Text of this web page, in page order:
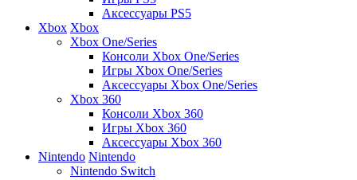
Аксессуары PS5
Xbox Xbox
Xbox One/Series
Консоли Xbox One/Series
Игры Xbox One/Series
Аксессуары Xbox One/Series
Xbox 360
Консоли Xbox 360
Игры Xbox 360
Аксессуары Xbox 360
Nintendo Nintendo
Nintendo Switch